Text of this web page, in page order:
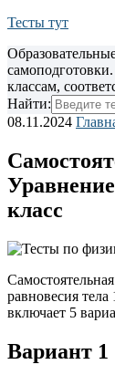
Тесты тут
классам,
Найти:
08.11.2024
класс
равновесия тела
включает 5
Вариант 1